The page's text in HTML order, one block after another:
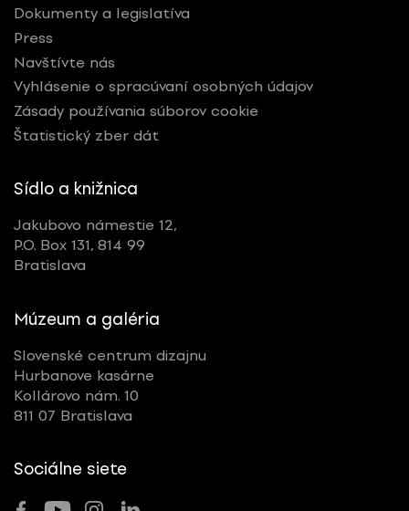
Dokumenty a legislatíva
Press
Navštívte nás
Vyhlásenie o spracúvaní osobných údajov
Zásady používania súborov cookie
Štatistický zber dát
Sídlo a knižnica
Jakubovo námestie 12,
P.O. Box 131, 814 99
Bratislava
Múzeum a galéria
Slovenské centrum dizajnu
Hurbanove kasárne
Kollárovo nám. 10
811 07 Bratislava
Sociálne siete